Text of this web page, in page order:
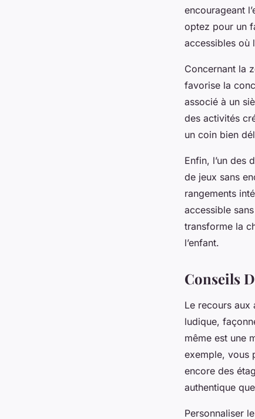
encourageant
optez pour un
accessibles où
Concernant la
favorise la
associé à un
des activités
un coin bien
Enfin, l’un des
de jeux sans
rangements
accessible
transforme la
l’enfant.
Conseils
Le recours aux
ludique,
même est une
exemple, vous
encore des
authentique
Personnaliser